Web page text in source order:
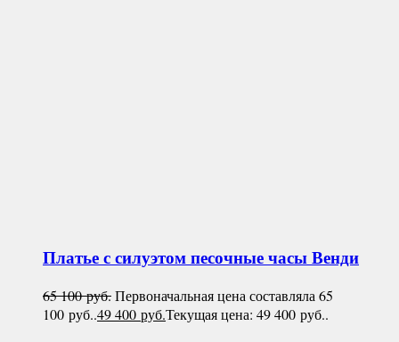
Платье с силуэтом песочные часыВенди
65 100руб.Первоначальная цена составляла 65
100 руб..49 400 руб.Текущая цена: 49 400 руб..